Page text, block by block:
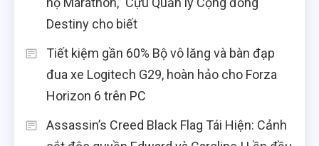
Destiny cho biết
Tiết kiệm gần 60% Bộ vô lăng và bàn đạp
đua xe Logitech G29, hoàn hảo cho Forza
Horizon 6 trên PC
Assassin’s Creed Black Flag Tái Hiện: Cảnh